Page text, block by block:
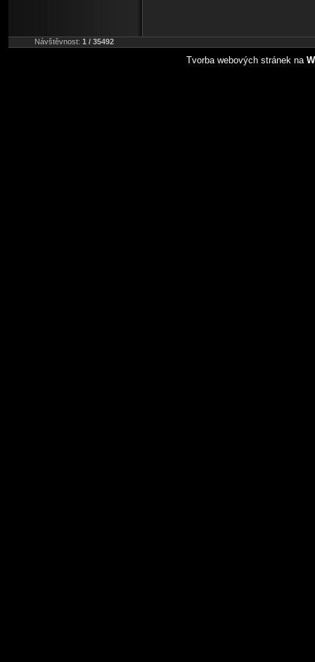
Návštěvnost: 1 / 35492
Tvorba webových stránek na